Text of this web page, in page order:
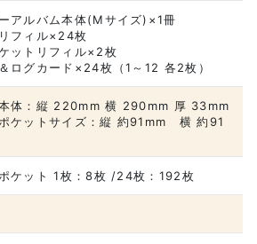
アルバム本体(Mサイズ)×1冊
フィル×24枚
ットリフィル×2枚
ログカード×24枚（1～12 各2枚）
体：縦 220mm 横 290mm 厚 33mm
ケットサイズ：縦 約91mm 横 約91
ケット 1枚：8枚 /24枚：192枚